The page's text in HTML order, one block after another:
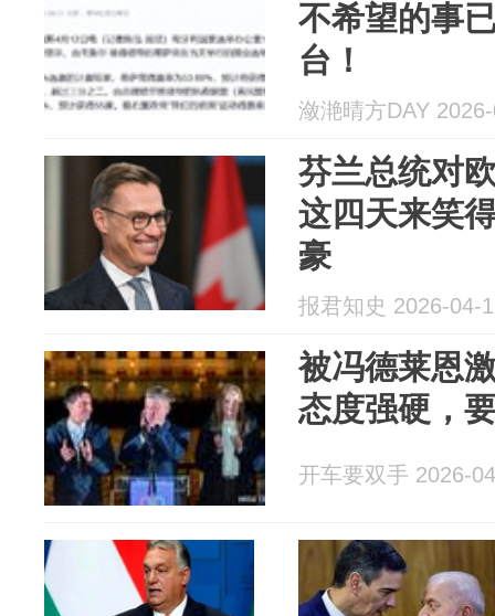
不希望的事
台！
潋滟晴方DAY
芬兰总统对
这四天来笑
豪
报君知史 2026-04-
被冯德莱恩
态度强硬，
开车要双手 2026-